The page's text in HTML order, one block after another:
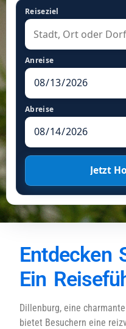
Reiseziel
Anreise
Abreise
Jetzt
Entdecken
Ein
Dillenburg, eine
bietet Besuchern eine